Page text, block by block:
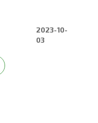
2023-10-
03